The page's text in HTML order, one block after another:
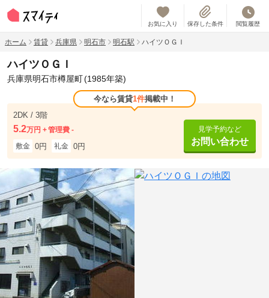
お気に入り 保存した条件 閲覧履歴
ホーム 賃貸 兵庫県 明石市 明石駅 ハイツＯＧＩ
ハイツＯＧＩ
兵庫県明石市樽屋町(1985年築)
今なら賃貸1件掲載中！
2DK / 3階
5.2万円
管理費 -
敷金 0円 礼金 0円
見学予約など
お問い合わせ